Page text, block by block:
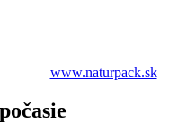
www.naturpack.sk